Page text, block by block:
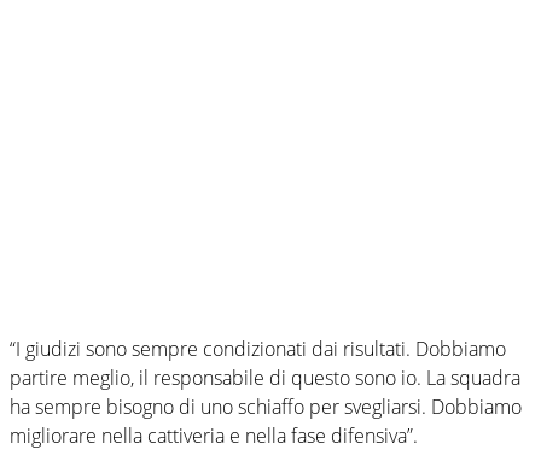
“I giudizi sono sempre condizionati dai risultati. Dobbiamo
partire meglio, il responsabile di questo sono io. La squadra
ha sempre bisogno di uno schiaffo per svegliarsi. Dobbiamo
migliorare nella cattiveria e nella fase difensiva”.